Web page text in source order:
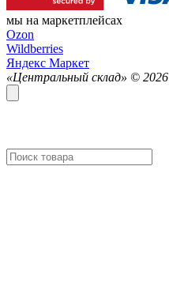
мы на маркетплейсах
Ozon
Wildberries
Яндекс Маркет
«Центральный склад» © 2026